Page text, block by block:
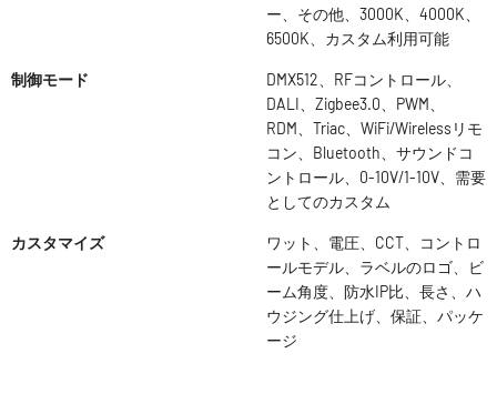
ー、その他、3000K、4000K、
6500K、カスタム利用可能
制御モード
DMX512、RFコントロール、
DALI、Zigbee3.0、PWM、
RDM、Triac、WiFi/Wirelessリモ
コン、Bluetooth、サウンドコ
ントロール、0-10V/1-10V、需要
としてのカスタム
カスタマイズ
ワット、電圧、CCT、コントロ
ールモデル、ラベルのロゴ、ビ
ーム角度、防水IP比、長さ、ハ
ウジング仕上げ、保証、パッケ
ージ